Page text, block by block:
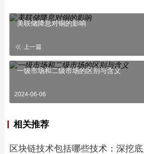
美联储降息对铜的影响
上一篇
一级市场和二级市场的区别与含义
2024-06-06
相关推荐
区块链技术包括哪些技术：深挖